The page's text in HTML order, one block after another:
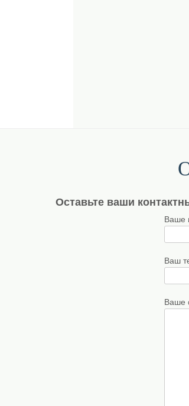
Оставьте ваши
Ваше
Ваш
Ваше